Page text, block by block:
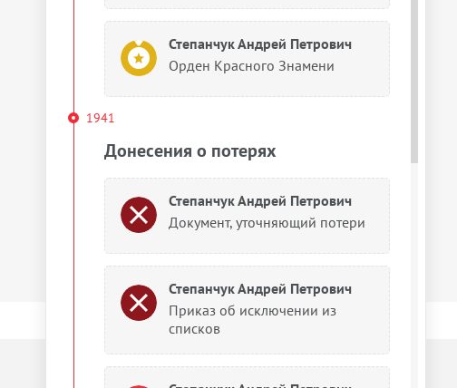
Степанчук Андрей Петрович
Орден Красного Знамени
1941
Донесения о потерях
Степанчук Андрей Петрович
Документ, уточняющий потери
Степанчук Андрей Петрович
Приказ об исключении из
списков